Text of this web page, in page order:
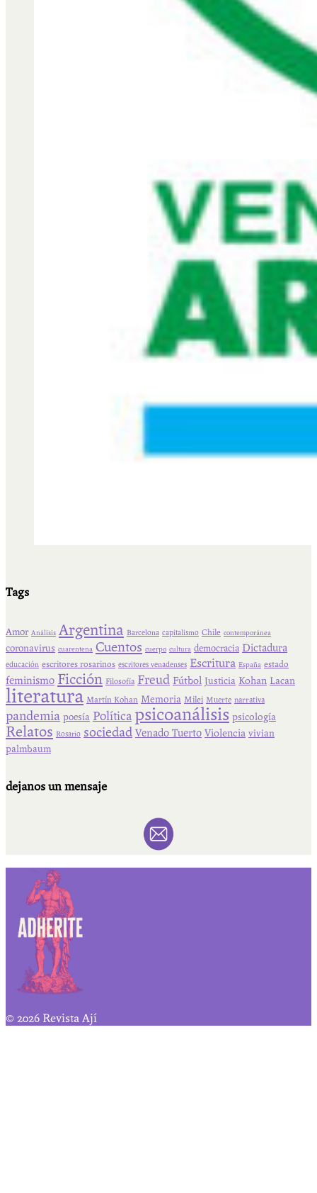
Tags
Amor Análisis Argentina Barcelona capitalismo Chile contemporánea
coronavirus cuarentena Cuentos cuerpo cultura democracia Dictadura
educación escritores rosarinos escritores venadenses Escritura España estado
feminismo Ficción Filosofía Freud Fútbol Justicia Kohan Lacan
literatura Martín Kohan Memoria Milei Muerte narrativa
pandemia poesía Política psicoanálisis psicología
Relatos Rosario sociedad Venado Tuerto Violencia vivian
palmbaum
dejanos un mensaje
© 2026 Revista Ají